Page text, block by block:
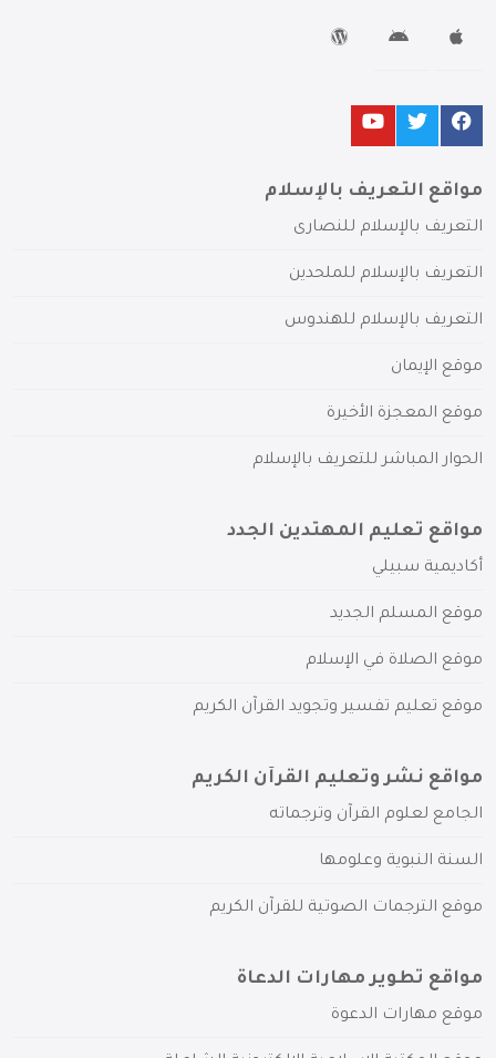
مواقع التعريف بالإسلام
التعريف بالإسلام للنصارى
التعريف بالإسلام للملحدين
التعريف بالإسلام للهندوس
موقع الإيمان
موقع المعجزة الأخيرة
الحوار المباشر للتعريف بالإسلام
مواقع تعليم المهتدين الجدد
أكاديمية سبيلي
موقع المسلم الجديد
موقع الصلاة في الإسلام
موقع تعليم تفسير وتجويد القرآن الكريم
مواقع نشر وتعليم القرآن الكريم
الجامع لعلوم القرآن وترجماته
السنة النبوية وعلومها
موقع الترجمات الصوتية للقرآن الكريم
مواقع تطوير مهارات الدعاة
موقع مهارات الدعوة